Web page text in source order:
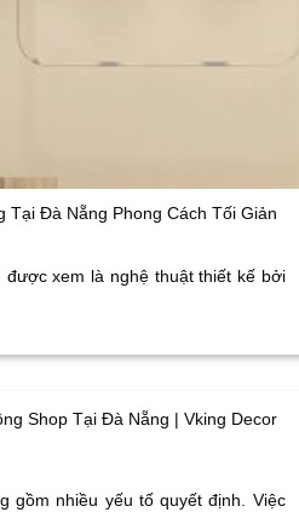
Tại Đà Nẵng Phong Cách Tối Giản
được xem là nghệ thuật thiết kế bởi
Shop Tại Đà Nẵng | Vking Decor
gồm nhiều yếu tố quyết định. Việc